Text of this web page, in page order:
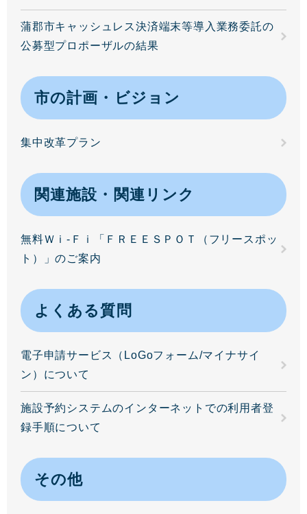
蒲郡市キャッシュレス決済端末等導入業務委託の
公募型プロポーザルの結果
市の計画・ビジョン
集中改革プラン
関連施設・関連リンク
無料Ｗｉ-Ｆｉ「ＦＲＥＥＳＰＯＴ（フリースポッ
ト）」のご案内
よくある質問
電子申請サービス（LoGoフォーム/マイナサイ
ン）について
施設予約システムのインターネットでの利用者登
録手順について
その他